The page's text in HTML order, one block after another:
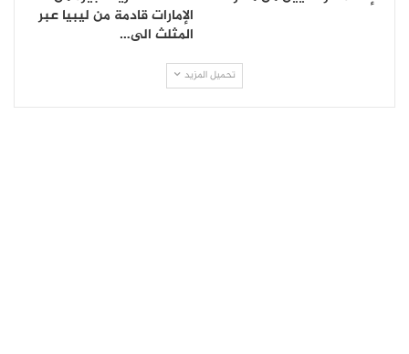
الإمارات قادمة من ليبيا عبر
المثلث الى…
تحميل المزيد